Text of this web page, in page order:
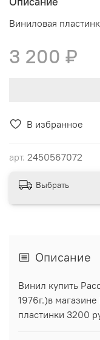
В избранное
арт. 2450567072
Виниловая
3 200 ₽
Выбрать
Описание
Винил купить
1976г.)в
пластинки 3200